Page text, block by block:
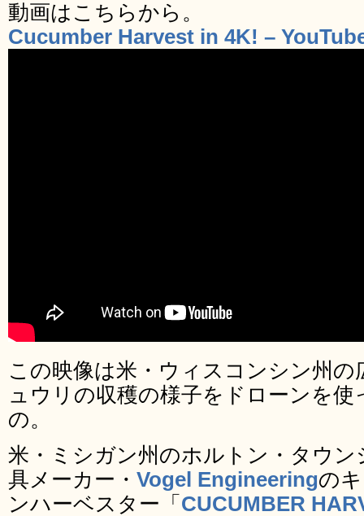
動画はこちらから。
Cucumber Harvest in 4K! –
この映像は米・ウィスコンシン州
ュウリの収穫の様子をドローンを
の。
米・ミシガン州のホルトン・タウ
具メーカー・ Vogel Engineeringの
ンハーベスター「 CUCUMBER